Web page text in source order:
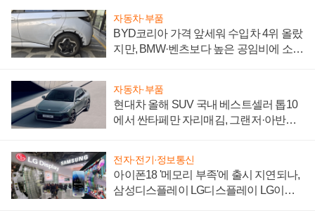
자동차·부품
BYD코리아 가격 앞세워 수입차 4위 올랐
지만, BMW·벤츠보다 높은 공임비에 소비
자동차·부품
현대차 올해 SUV 국내 베스트셀러 톱10
에서 싼타페만 자리매김, 그랜저·아반떼
전자·전기·정보통신
아이폰18 '메모리 부족'에 출시 지연되나,
삼성디스플레이 LG디스플레이 LG이노